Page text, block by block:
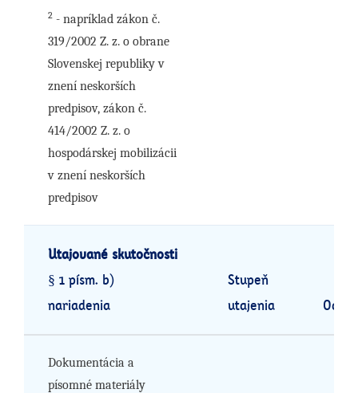
2 - napríklad zákon č.
319/2002 Z. z. o obrane
Slovenskej republiky v
znení neskorších
predpisov, zákon č.
414/2002 Z. z. o
hospodárskej mobilizácii
v znení neskorších
predpisov
Utajované skutočnosti
§ 1 písm. b)
nariadenia
Stupeň
utajenia
Dokumentácia a
písomné materiály